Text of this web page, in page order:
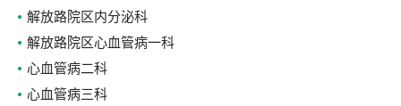
解放路院区内分泌科
解放路院区心血管病一科
心血管病二科
心血管病三科